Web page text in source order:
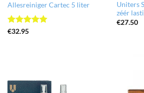
Allesreiniger Cartec 5 liter
Gewaardeerd
€32.95
Uniters
zéér
€27.50